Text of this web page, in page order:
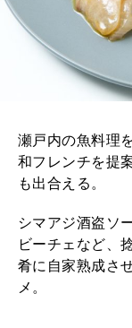
瀬戸内の魚料理
和フレンチを提
も出合える。
シマアジ酒盗ソ
ビーチェなど、
肴に自家熟成さ
メ。